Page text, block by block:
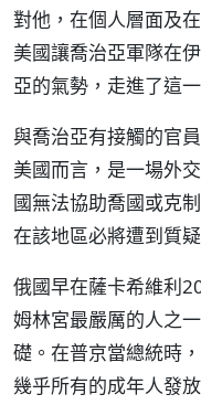
對他，在個人層面及
美國讓喬治亞軍隊在
亞的氣勢，走進了這
與喬治亞有接觸的官
美國而言，是一場外
國無法協助喬國或克
在該地區必將遭到質疑
俄國早在薩卡希維利
姆林宮最嚴厲的人之
礎。在普京當總統時
幾乎所有的成年人發